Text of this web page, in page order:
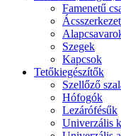
Famenetű
Szegek
Kapcsok
Tetőkiegészítők
Szellőző
Hófogók
Lezárófésűk
Univerzális